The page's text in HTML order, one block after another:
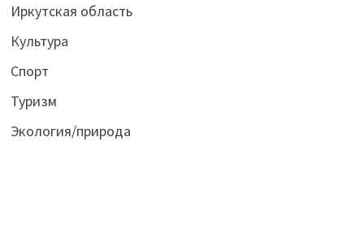
Иркутская область
Культура
Спорт
Туризм
Экология/природа